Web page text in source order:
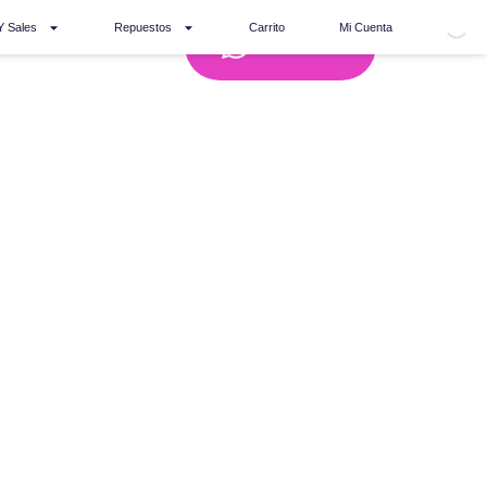
Sales Repuestos Carrito Mi Cuenta